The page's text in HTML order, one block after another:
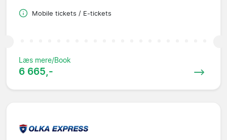
Mobile tickets / E-tickets
Læs mere/Book
6 665,-